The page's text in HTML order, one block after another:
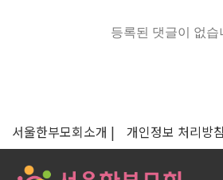
등록된 댓글이 없습
서울한부모회소개 | 개인정보 처리방